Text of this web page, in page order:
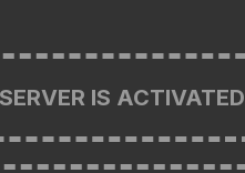
IS ACTIVATED